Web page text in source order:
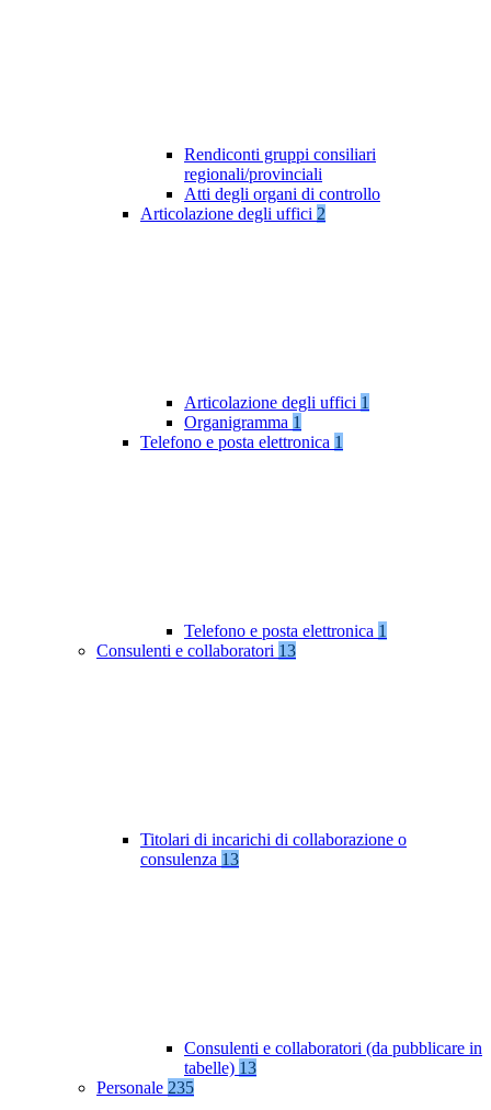
Rendiconti gruppi consiliari
regionali/provinciali
Atti degli organi di controllo
Articolazione degli uffici 2
Articolazione degli uffici 1
Organigramma 1
Telefono e posta elettronica 1
Telefono e posta elettronica 1
Consulenti e collaboratori 13
Titolari di incarichi di collaborazione o
consulenza 13
Consulenti e collaboratori (da pubblicare in
tabelle) 13
Personale 235